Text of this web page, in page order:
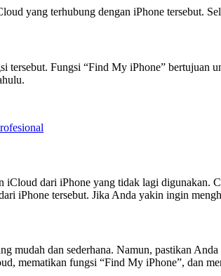
yang terhubung dengan iPhone tersebut.
tersebut. Fungsi “Find My iPhone”
dari iPhone yang tidak lagi digunakan.
iPhone tersebut. Jika Anda yakin ingin
mudah dan sederhana. Namun, pastikan
mematikan fungsi “Find My iPhone”, dan